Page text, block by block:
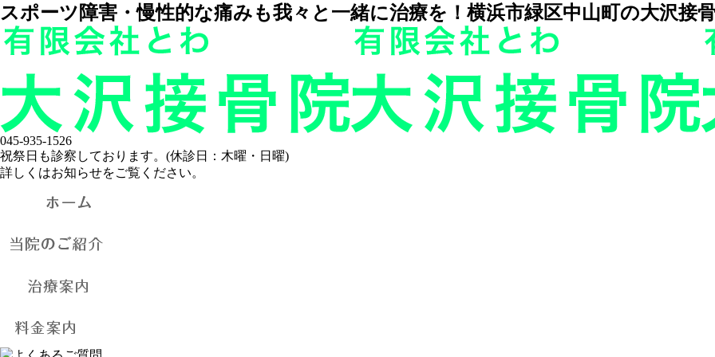
スポーツ障害・慢性的な痛みも我々と一緒に治療を！横浜市緑区中山町の大沢接
045-935-1526
祝祭日も診察しております。(休診日：木曜・日曜)
詳しくはお知らせをご覧ください。